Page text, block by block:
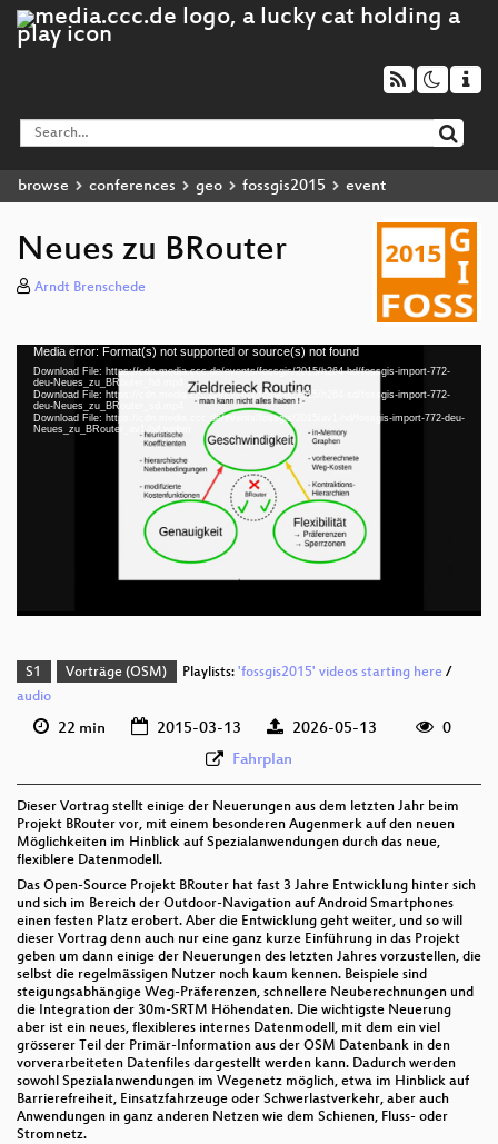
browse conferences geo fossgis2015 event
Neues zu BRouter
Arndt Brenschede
Video
Player
Media error: Format(s) not supported or source(s) not found
Download File: https://cdn.media.ccc.de/events/fossgis/2015/h264-hd/fossgis-import-772-
deu-Neues_zu_BRouter_hd.mp4
Download File: https://cdn.media.ccc.de/events/fossgis/2015/h264-sd/fossgis-import-772-
deu-Neues_zu_BRouter_sd.mp4
Download File: https://cdn.media.ccc.de/events/fossgis/2015/av1-hd/fossgis-import-772-deu-
Neues_zu_BRouter_av1-hd.webm
deu 576p (mp4)
deu 576p (mp4)
deu 576p (webm;codecs=av01)
S1 Vorträge (OSM) Playlists: 'fossgis2015' videos starting here/
audio
22 min 2015-03-13 2026-05-13
0
Fahrplan
Dieser Vortrag stellt einige der Neuerungen aus dem letzten Jahr beim
Projekt BRouter vor, mit einem besonderen Augenmerk auf den neuen
Möglichkeiten im Hinblick auf Spezialanwendungen durch das neue,
flexiblere Datenmodell.
Das Open-Source Projekt BRouter hat fast 3 Jahre Entwicklung hinter sich
und sich im Bereich der Outdoor-Navigation auf Android Smartphones
einen festen Platz erobert. Aber die Entwicklung geht weiter, und so will
dieser Vortrag denn auch nur eine ganz kurze Einführung in das Projekt
geben um dann einige der Neuerungen des letzten Jahres vorzustellen, die
selbst die regelmässigen Nutzer noch kaum kennen. Beispiele sind
steigungsabhängige Weg-Präferenzen, schnellere Neuberechnungen und
die Integration der 30m-SRTM Höhendaten. Die wichtigste Neuerung
aber ist ein neues, flexibleres internes Datenmodell, mit dem ein viel
grösserer Teil der Primär-Information aus der OSM Datenbank in den
vorverarbeiteten Datenfiles dargestellt werden kann. Dadurch werden
sowohl Spezialanwendungen im Wegenetz möglich, etwa im Hinblick auf
Barrierefreiheit, Einsatzfahrzeuge oder Schwerlastverkehr, aber auch
Anwendungen in ganz anderen Netzen wie dem Schienen, Fluss- oder
Stromnetz.